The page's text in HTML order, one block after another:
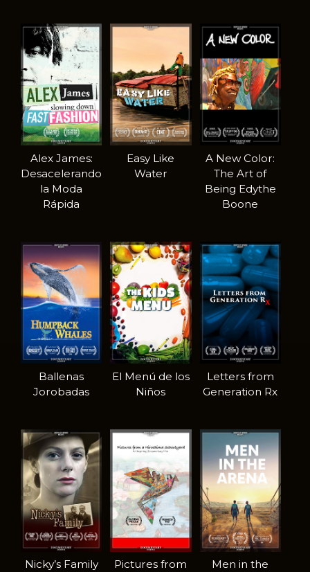
Alex James:
Desacelerando
la Moda
Rápida
Easy Like
Water
A New Color:
The Art of
Being Edythe
Boone
Ballenas
Jorobadas
El Menú de los
Niños
Letters from
Generation Rx
Nicky’s Family
Pictures from
Men in the